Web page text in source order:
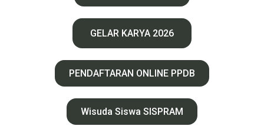
GELAR KARYA 2026
PENDAFTARAN ONLINE PPDB
Wisuda Siswa SISPRAM